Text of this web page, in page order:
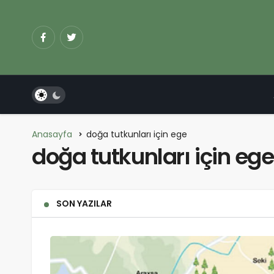
Anasayfa doğa tutkunları için ege
doğa tutkunları için ege
SON YAZILAR